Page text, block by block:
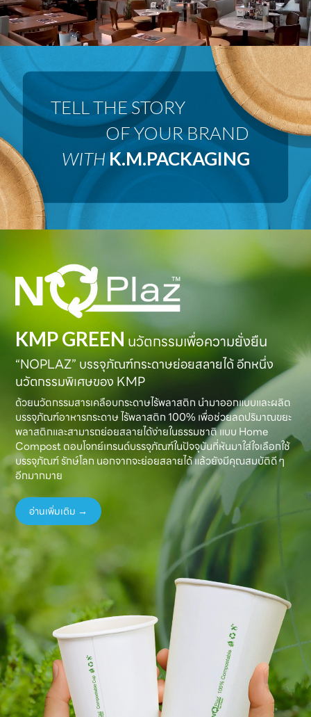
OF YOUR BRAND
WITHK.M.PACKAGING
KMP GREEN นวัตกรรมเพื่อความยั่งยืน
“NOPLAZ” บรรจุภัณฑ์กระดาษย่อยสลายได้ อีกหนึ่ง
นวัตกรรมพิเศษของ KMP
ด้วยนวัตกรรมสารเคลือบกระดาษไร้พลาสติก นำมาออกแบบและผลิต
บรรจุภัณฑ์อาหารกระดาษ ไร้พลาสติก 100% เพื่อช่วยลดปริมาณขยะ
พลาสติกและสามารถย่อยสลายได้ง่ายในธรรมชาติ แบบ Home
Compost ตอบโจทย์เทรนด์บรรจุภัณฑ์ในปัจจุบันที่หันมาใส่ใจเลือกใช้
บรรจุภัณฑ์ รักษ์โลก นอกจากจะย่อยสลายได้ แล้วยังมีคุณสมบัติดี ๆ
อีกมากมาย
อ่านเพิ่มเติม →